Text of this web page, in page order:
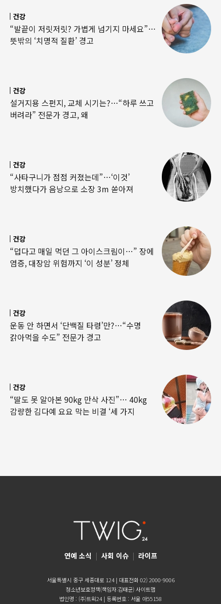
건강
“발끝이 저릿저릿? 가볍게 넘기지 마세요”…
뜻밖의 ‘치명적 질환’ 경고
건강
설거지용 스펀지, 교체 시기는?…“하루 쓰고
버려라” 전문가 경고, 왜
건강
“사타구니가 점점 커졌는데”…‘이것’
방치했다가 음낭으로 소장 3m 쏟아져
건강
“덥다고 매일 먹던 그 아이스크림이…” 장에
염증, 대장암 위험까지 ‘이 성분’ 정체
건강
운동 안 하면서 ‘단백질 타령’만?…“수명
갉아먹을 수도” 전문가 경고
건강
“딸도 못 알아본 90kg 만삭 사진”… 40kg
감량한 김다예 요요 막는 비결 ‘세 가지
연예 소식 | 사회 이슈 | 라이프
서울특별시 중구 세종대로 124 | 대표전화 02) 2000-9006
청소년보호정책(책임자:김태균)사이트맵
법인명 : (주)트윅24 | 등록번호 : 서울 아55158